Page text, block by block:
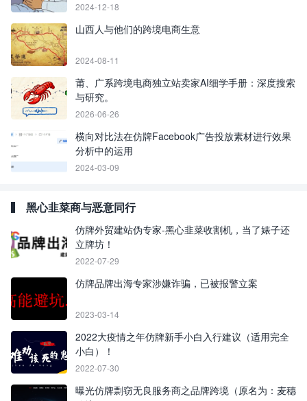
2024-12-18
山西人与他们的跨境电商生意
2024-08-11
莆、广系跨境电商独立站卖家AI细学手册：深度搜索
与研究。
2026-06-26
横向对比法在仿牌Facebook广告投放素材进行效果
分析中的运用
2024-03-09
黑心韭菜商与恶意同行
仿牌外贸建站伪专家-黑心韭菜收割机，当了婊子还
立牌坊！
2022-07-29
仿牌品牌出海专家涉嫌诈骗，已被报警立案
2023-03-14
2022大疫情之年仿牌新手小白入行建议（适用完全
小白）！
2022-07-30
曝光仿牌剽窃无良服务商之品牌跨境（原名为：麦穗